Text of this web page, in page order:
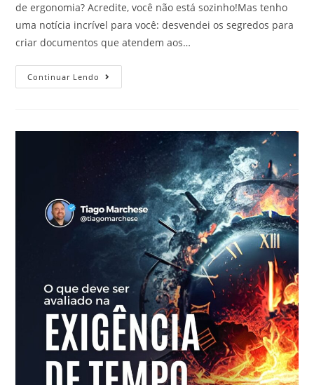
de ergonomia? Acredite, você não está sozinho!Mas tenho
uma notícia incrível para você: desvendei os segredos para
criar documentos que atendem aos…
Continuar Lendo